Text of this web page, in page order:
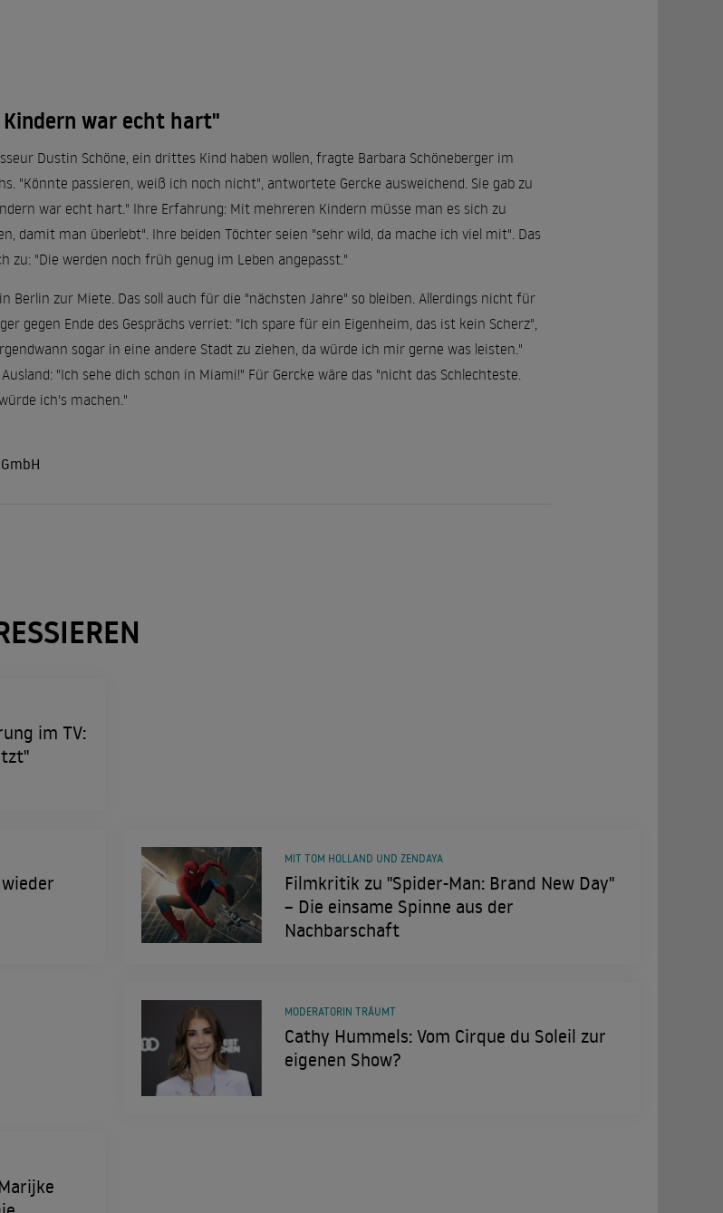
war echt hart"
Dustin Schöne, ein drittes Kind haben wollen, fragte Barbara Schöneberger im
"Könnte passieren, weiß ich noch nicht", antwortete Gercke ausweichend. Sie gab zu
war echt hart." Ihre Erfahrung: Mit mehreren Kindern müsse man es sich zu
damit man überlebt". Ihre beiden Töchter seien "sehr wild, da mache ich viel mit". Das
zu: "Die werden noch früh genug im Leben angepasst."
Berlin zur Miete. Das soll auch für die "nächsten Jahre" so bleiben. Allerdings nicht für
gegen Ende des Gesprächs verriet: "Ich spare für ein Eigenheim, das ist kein Scherz",
sogar in eine andere Stadt zu ziehen, da würde ich mir gerne was leisten."
"Ich sehe dich schon in Miami!" Für Gercke wäre das "nicht das Schlechteste.
ich's machen."
im TV:
Filmkritik zu "Spider-Man: Brand New Day"
– Die einsame Spinne aus der
Nachbarschaft
MIT TOM HOLLAND UND ZENDAYA
Cathy Hummels: Vom Cirque du Soleil zur
eigenen Show?
MODERATORIN TRÄUMT